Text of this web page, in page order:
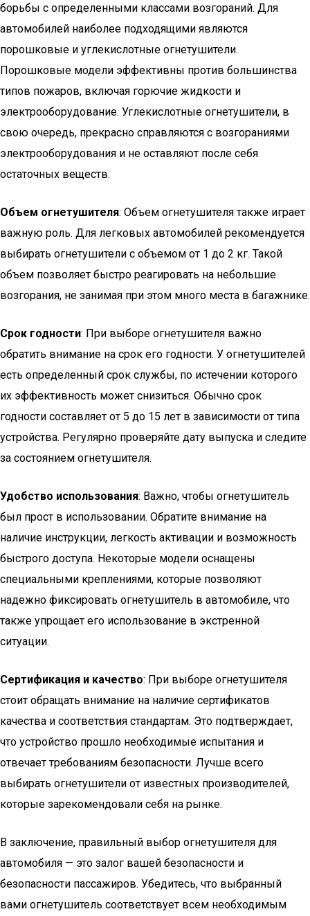
борьбы с определенными классами возгораний. Для
автомобилей наиболее подходящими являются
порошковые и углекислотные огнетушители.
Порошковые модели эффективны против большинства
типов пожаров, включая горючие жидкости и
электрооборудование. Углекислотные огнетушители, в
свою очередь, прекрасно справляются с возгораниями
электрооборудования и не оставляют после себя
остаточных веществ.
Объем огнетушителя: Объем огнетушителя также играет
важную роль. Для легковых автомобилей рекомендуется
выбирать огнетушители с объемом от 1 до 2 кг. Такой
объем позволяет быстро реагировать на небольшие
возгорания, не занимая при этом много места в багажнике.
Срок годности: При выборе огнетушителя важно
обратить внимание на срок его годности. У огнетушителей
есть определенный срок службы, по истечении которого
их эффективность может снизиться. Обычно срок
годности составляет от 5 до 15 лет в зависимости от типа
устройства. Регулярно проверяйте дату выпуска и следите
за состоянием огнетушителя.
Удобство использования: Важно, чтобы огнетушитель
был прост в использовании. Обратите внимание на
наличие инструкции, легкость активации и возможность
быстрого доступа. Некоторые модели оснащены
специальными креплениями, которые позволяют
надежно фиксировать огнетушитель в автомобиле, что
также упрощает его использование в экстренной
ситуации.
Сертификация и качество: При выборе огнетушителя
стоит обращать внимание на наличие сертификатов
качества и соответствия стандартам. Это подтверждает,
что устройство прошло необходимые испытания и
отвечает требованиям безопасности. Лучше всего
выбирать огнетушители от известных производителей,
которые зарекомендовали себя на рынке.
В заключение, правильный выбор огнетушителя для
автомобиля — это залог вашей безопасности и
безопасности пассажиров. Убедитесь, что выбранный
вами огнетушитель соответствует всем необходимым